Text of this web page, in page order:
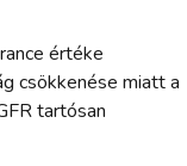
értéke
csökkenése miatt a
tartósan